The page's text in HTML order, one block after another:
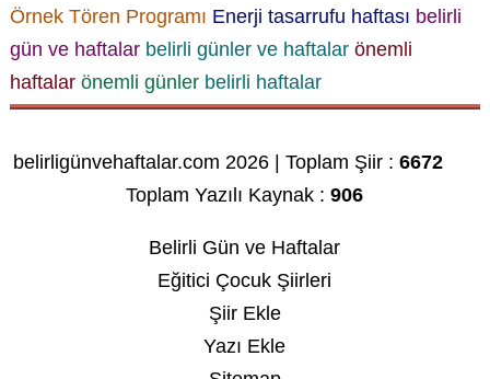
Örnek Tören Programı Enerji tasarrufu haftası belirli
gün ve haftalar belirli günler ve haftalar önemli
haftalar önemli günler belirli haftalar
belirligünvehaftalar.com 2026 | Toplam Şiir :6672
Toplam Yazılı Kaynak :906
Belirli Gün ve Haftalar
Eğitici Çocuk Şiirleri
Şiir Ekle
Yazı Ekle